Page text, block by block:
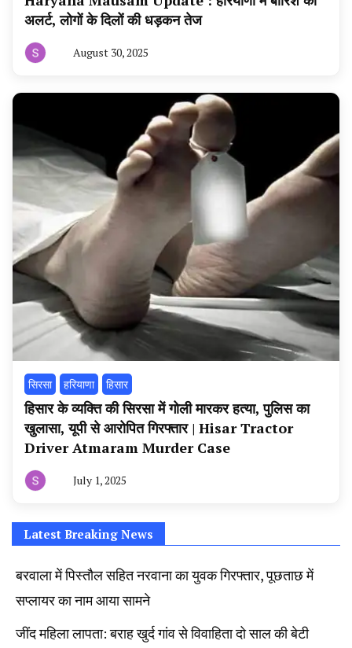
अलर्ट, लोगों के दिलों की धड़कन तेज
टूडे
August 30, 2025
सिरसा हरियाणा हिसार
हिसार के व्यक्ति की सिरसा में गोली मारकर हत्या, पुलिस का
खुलासा, यूपी से आरोपित गिरफ्तार | Hisar Tractor
Driver Atmaram Murder Case
टूडे
July 1, 2025
Latest Breaking News
बरवाला में पिस्तौल सहित नरवाना का युवक गिरफ्तार, पूछताछ में
सप्लायर का नाम आया सामने
जींद महिला लापता: बराह खुर्द गांव से विवाहिता दो साल की बेटी